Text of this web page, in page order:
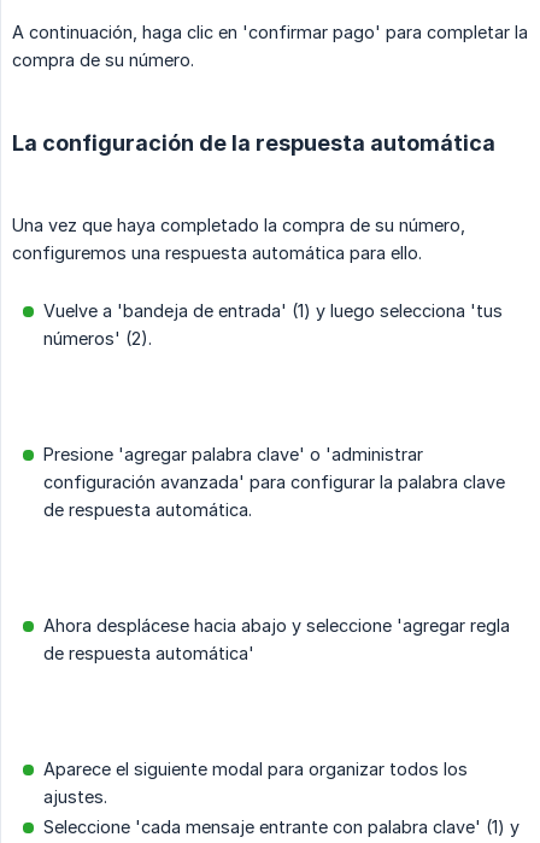
A continuación, haga clic en 'confirmar pago' para completar la
compra de su número.
La configuración de la respuesta automática
Una vez que haya completado la compra de su número,
configuremos una respuesta automática para ello.
Vuelve a 'bandeja de entrada' (1) y luego selecciona 'tus
números' (2).
Presione 'agregar palabra clave' o 'administrar
configuración avanzada' para configurar la palabra clave
de respuesta automática.
Ahora desplácese hacia abajo y seleccione 'agregar regla
de respuesta automática'
Aparece el siguiente modal para organizar todos los
ajustes.
Seleccione 'cada mensaje entrante con palabra clave' (1) y